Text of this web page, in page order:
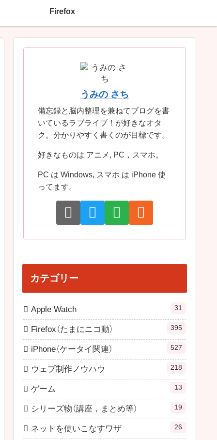
Firefox
うみの さち
備忘録と脳内整理を兼ねてブログを書
いているラブライブ！が好きなオタ
ク。分かりやすく書くのが目標です。
好きなものは アニメ, PC，スマホ。
PC は Windows, スマホ は iPhone 使
ってます。
カテゴリー
Apple Watch 31
Firefox（たまにニコ動） 395
iPhone（ケータイ関連） 527
ウェブ制作ノウハウ 218
ゲーム 13
シリーズ物（講座，まとめ等） 19
ネットを使いこなすワザ 26